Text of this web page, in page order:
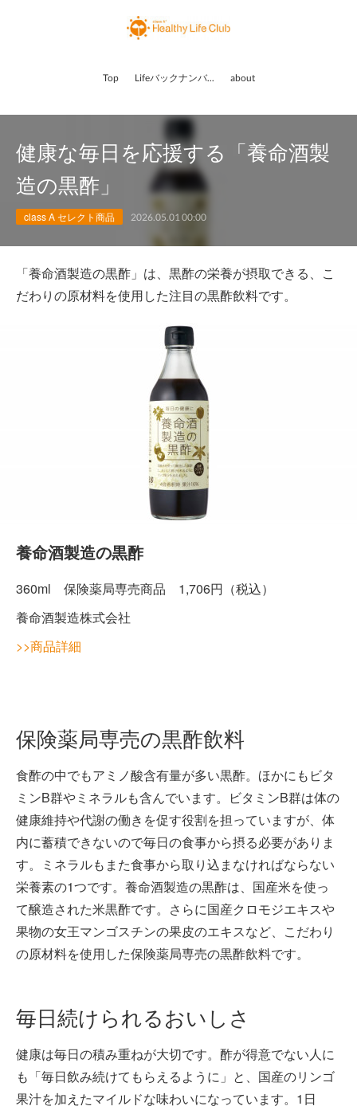
Top Lifeバックナンバー about
健康な毎日を応援する「養命酒製
造の黒酢」
class A セレクト商品 2026.05.01 00:00
「養命酒製造の黒酢」は、黒酢の栄養が摂取できる、こ
だわりの原材料を使用した注目の黒酢飲料です。
養命酒製造の黒酢
360ml 保険薬局専売商品 1,706円（税込）
養命酒製造株式会社
>>商品詳細
保険薬局専売の黒酢飲料
食酢の中でもアミノ酸含有量が多い黒酢。ほかにもビタ
ミンB群やミネラルも含んでいます。ビタミンB群は体の
健康維持や代謝の働きを促す役割を担っていますが、体
内に蓄積できないので毎日の食事から摂る必要がありま
す。ミネラルもまた食事から取り込まなければならない
栄養素の1つです。養命酒製造の黒酢は、国産米を使っ
て醸造された米黒酢です。さらに国産クロモジエキスや
果物の女王マンゴスチンの果皮のエキスなど、こだわり
の原材料を使用した保険薬局専売の黒酢飲料です。
毎日続けられるおいしさ
健康は毎日の積み重ねが大切です。酢が得意でない人に
も「毎日飲み続けてもらえるように」と、国産のリンゴ
果汁を加えたマイルドな味わいになっています。1日